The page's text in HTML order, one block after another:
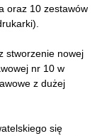
oraz 10 zestawów
stworzenie nowej
nr 10 w
z dużej
się